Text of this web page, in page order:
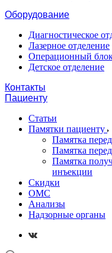
Оборудование
Диагностическое
Лазерное отделение
Операционный
Детское отделение
Контакты
Пациенту
Статьи
Памятки пациенту
Памятка
Памятка
Памятка
инъекции
Скидки
ОМС
Анализы
Надзорные органы